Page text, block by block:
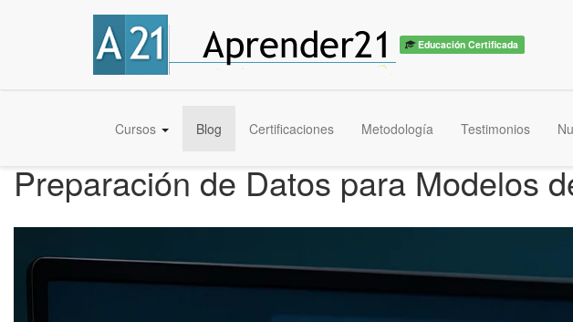
Educación Certificada
Cursos Blog Certificaciones Metodología Testimonios
Preparación de Datos para Modelos